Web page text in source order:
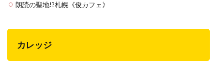
朗読の聖地!?札幌《俊カフェ》
カレッジ